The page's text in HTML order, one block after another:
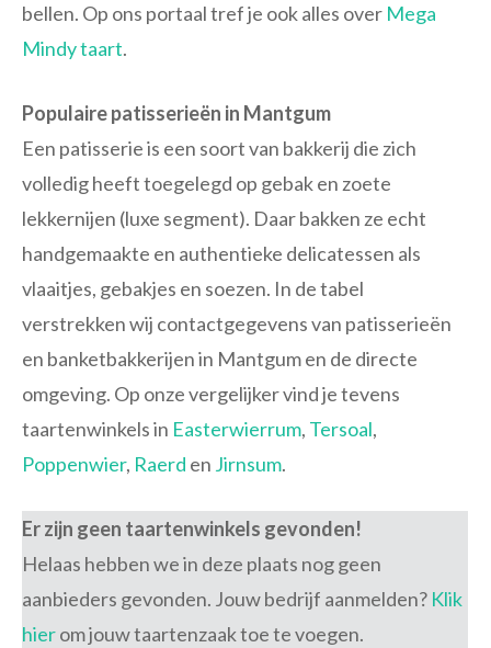
bellen. Op ons portaal tref je ook alles over Mega
Mindy taart.
Populaire patisserieën in Mantgum
Een patisserie is een soort van bakkerij die zich
volledig heeft toegelegd op gebak en zoete
lekkernijen (luxe segment). Daar bakken ze echt
handgemaakte en authentieke delicatessen als
vlaaitjes, gebakjes en soezen. In de tabel
verstrekken wij contactgegevens van patisserieën
en banketbakkerijen in Mantgum en de directe
omgeving. Op onze vergelijker vind je tevens
taartenwinkels in Easterwierrum, Tersoal,
Poppenwier, Raerd en Jirnsum.
Er zijn geen taartenwinkels gevonden!
Helaas hebben we in deze plaats nog geen
aanbieders gevonden. Jouw bedrijf aanmelden? Klik
hierom jouw taartenzaak toe te voegen.